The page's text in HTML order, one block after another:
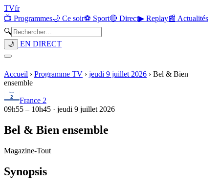
TVfr
📺 Programmes🌙 Ce soir⚽ Sport🔴 Direct▶ Replay📰 Actualités
🔍
🌙 EN DIRECT
Accueil › Programme TV › jeudi 9 juillet 2026 › Bel & Bien
ensemble
France 2
09h55 – 10h45 · jeudi 9 juillet 2026
Bel & Bien ensemble
Magazine-Tout
Synopsis